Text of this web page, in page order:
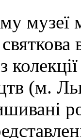
музеї
(м.